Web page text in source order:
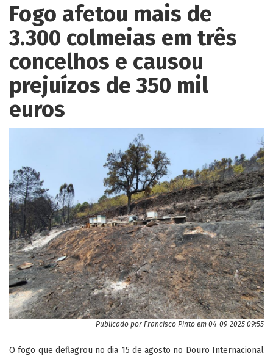
Fogo afetou mais de
3.300 colmeias em três
concelhos e causou
prejuízos de 350 mil
euros
Publicado por Francisco Pinto em 04-09-2025 09:55
O fogo que deflagrou no dia 15 de agosto no Douro Internacional